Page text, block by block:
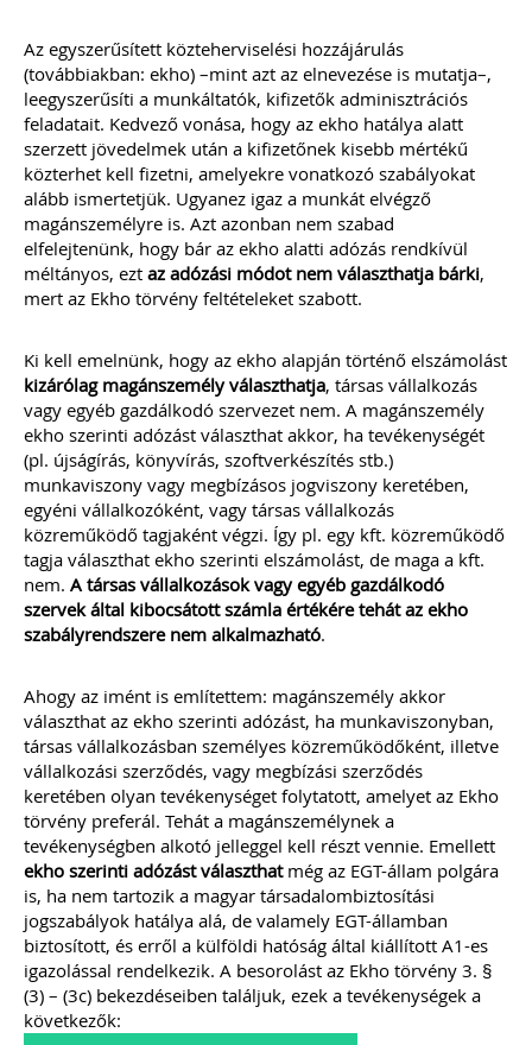
könnyen értelmezhető
szerződésminta, mely megalapozza a
bizalmat a könyvelő és ügyfele között.
Kiadványunk kizárólag online
formában elérhető!
TAGJAINK INGYENESEN LETÖLTHETIK -
A letöltések menüpont alatt!
Ár: 9.900 Ft
Tagoknak: ingyenes!
Még több szakmai kiadvány »
Szakmai sarok
2026-08-04
Külföldi gazdálkodó
magyarországi
vásárokon történő
részvételének
adózási kérdései
A vásárokon és a piacokon
folytatott kereskedelmi
tevékenységek egyik kiemelt
időszaka a nyári szezon, amikor
szabadtéren is megrendezésre
kerülhetnek a különféle – gyakran
tematikus – vásárok. Írásunk
fókuszába azt az esetkört helyezzük,
amikor egy külföldi termelő,
gazdálkodó szeretné áruját belföldön
értékesíteni. Megvizsgáljuk, hogy
Az egyszerűsített közteherviselési hozzájárulás
(továbbiakban: ekho) –mint azt az elnevezése is mutatja–,
leegyszerűsíti a munkáltatók, kifizetők adminisztrációs
feladatait. Kedvező vonása, hogy az ekho hatálya alatt
szerzett jövedelmek után a kifizetőnek kisebb mértékű
közterhet kell fizetni, amelyekre vonatkozó szabályokat
alább ismertetjük. Ugyanez igaz a munkát elvégző
magánszemélyre is. Azt azonban nem szabad
elfelejtenünk, hogy bár az ekho alatti adózás rendkívül
méltányos, ezt az adózási módot nem választhatja bárki,
mert az Ekho törvény feltételeket szabott.
Ki kell emelnünk, hogy az ekho alapján történő elszámolást
kizárólag magánszemély választhatja, társas vállalkozás
vagy egyéb gazdálkodó szervezet nem. A magánszemély
ekho szerinti adózást választhat akkor, ha tevékenységét
(pl. újságírás, könyvírás, szoftverkészítés stb.)
munkaviszony vagy megbízásos jogviszony keretében,
egyéni vállalkozóként, vagy társas vállalkozás
közreműködő tagjaként végzi. Így pl. egy kft. közreműködő
tagja választhat ekho szerinti elszámolást, de maga a kft.
nem. A társas vállalkozások vagy egyéb gazdálkodó
szervek által kibocsátott számla értékére tehát az ekho
szabályrendszere nem alkalmazható.
Ahogy az imént is említettem: magánszemély akkor
választhat az ekho szerinti adózást, ha munkaviszonyban,
társas vállalkozásban személyes közreműködőként, illetve
vállalkozási szerződés, vagy megbízási szerződés
keretében olyan tevékenységet folytatott, amelyet az Ekho
törvény preferál. Tehát a magánszemélynek a
tevékenységben alkotó jelleggel kell részt vennie. Emellett
ekho szerinti adózást választhatmég az EGT-állam polgára
is, ha nem tartozik a magyar társadalombiztosítási
jogszabályok hatálya alá, de valamely EGT-államban
biztosított, és erről a külföldi hatóság által kiállított A1-es
igazolással rendelkezik. A besorolást az Ekho törvény 3. §
(3) – (3c) bekezdéseiben találjuk, ezek a tevékenységek a
következők: